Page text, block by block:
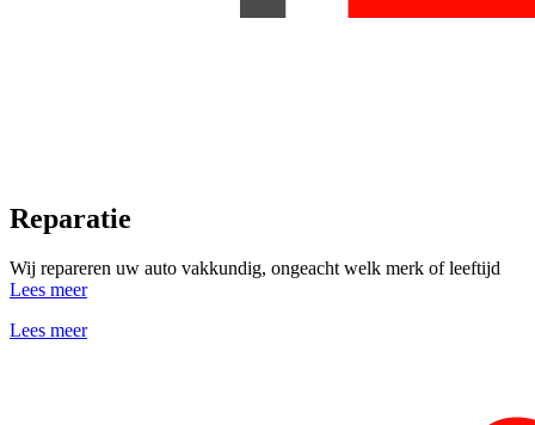
Reparatie
Wij repareren uw auto vakkundig, ongeacht welk merk of leeftijd
Lees meer
Lees meer